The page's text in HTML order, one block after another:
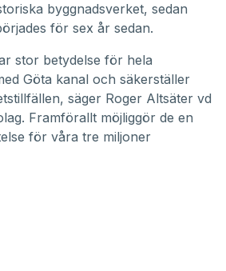
byggnadsverket, sedan
för sex år sedan.
stor betydelse för hela
Göta kanal och säkerställer
säger Roger Altsäter vd
Framförallt möjliggör de en
för våra tre miljoner